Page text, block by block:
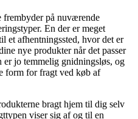
frembyder på nuværende
En der er meget
et afhentningssted, hvor det er
nye produkter når det passer
er jo temmelig gnidningsløs, og
form for fragt ved køb af
bragt hjem til dig selv
viser sig af og til en